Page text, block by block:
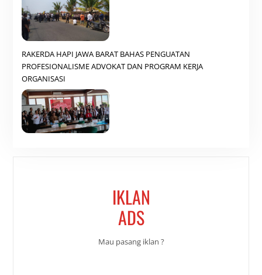
RAKERDA HAPI JAWA BARAT BAHAS PENGUATAN
PROFESIONALISME ADVOKAT DAN PROGRAM KERJA
ORGANISASI
IKLAN
ADS
Mau pasang iklan ?